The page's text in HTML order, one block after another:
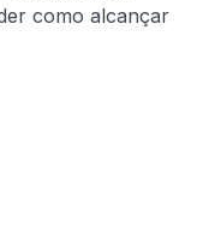
como alcançar